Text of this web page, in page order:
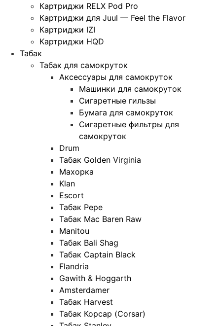
Картриджи RELX Pod Pro
Картриджи для Juul — Feel the Flavor
Картриджи IZI
Картриджи HQD
Табак
Табак для самокруток
Аксессуары для самокруток
Машинки для самокруток
Сигаретные гильзы
Бумага для самокруток
Сигаретные фильтры для
самокруток
Drum
Табак Golden Virginia
Махорка
Klan
Escort
Табак Pepe
Табак Mac Baren Raw
Manitou
Табак Bali Shag
Табак Captain Black
Flandria
Gawith & Hoggarth
Amsterdamer
Табак Harvest
Табак Корсар (Corsar)